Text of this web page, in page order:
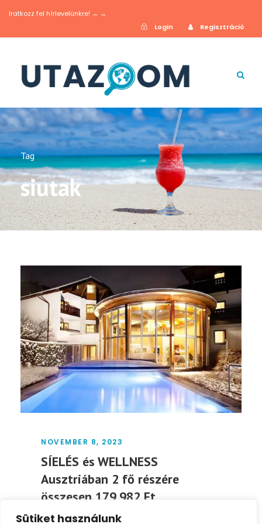
Sütiket használunk
Iratkozz fel hírlevelünkre! → →
Login
Regisztráció
Tag
siutak
NOVEMBER 8, 2023
SÍELÉS és WELLNESS
Ausztriában 2 fő részére
összesen 179.982 Ft